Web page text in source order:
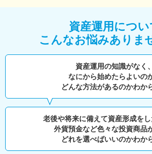
資産運用につい
こんなお悩みありま
資産運用の知識がなく、
なにから始めたらよいの
どんな方法があるのかわか
老後や将来に備えて資産形成をし
外貨預金など色々な投資商品
どれを選べばいいのかわか